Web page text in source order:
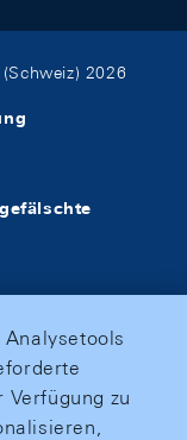
2026
Verfügung zu